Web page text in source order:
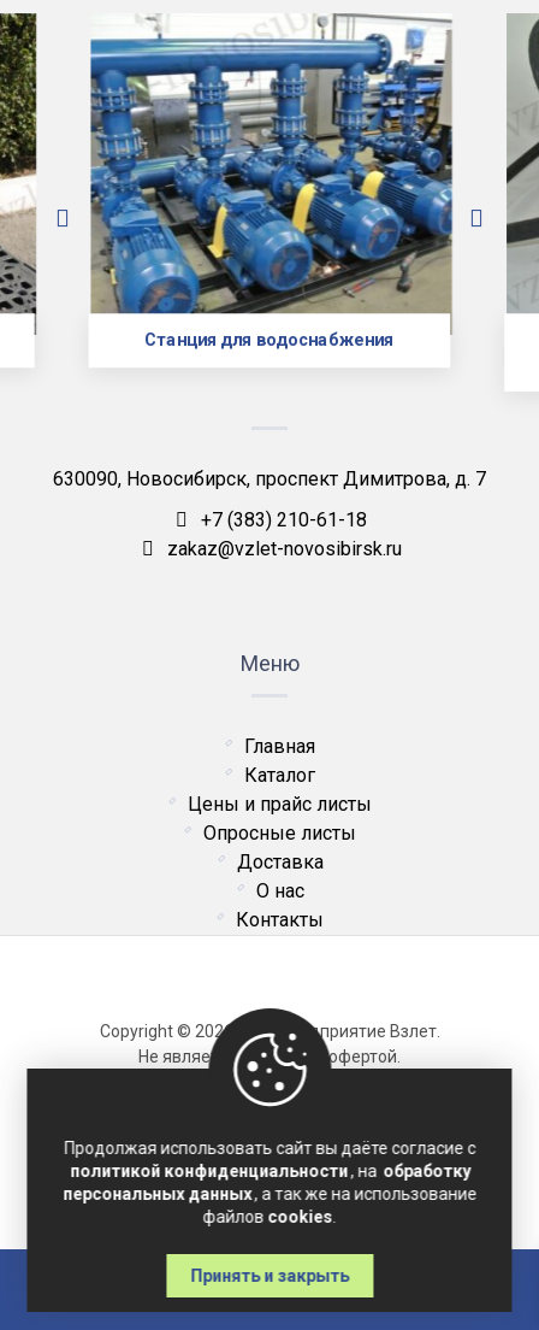
Станция для водоснабжения
630090, Новосибирск, проспект Димитрова, д. 7
+7 (383) 210-61-18
zakaz@vzlet-novosibirsk.ru
Меню
Главная
Каталог
Цены и прайс листы
Опросные листы
Доставка
О нас
Контакты
Copyright © 2026 ОДО Предприятие Взлет.
Не является публичной офертой.
Карта сайта
Политика конфиденциальности
Соглашение на обработку персональных данных
Продолжая использовать сайт вы даёте согласие с
политикой конфиденциальности, на обработку
персональных данных, а так же на использование
файлов cookies
Принять и закрыть